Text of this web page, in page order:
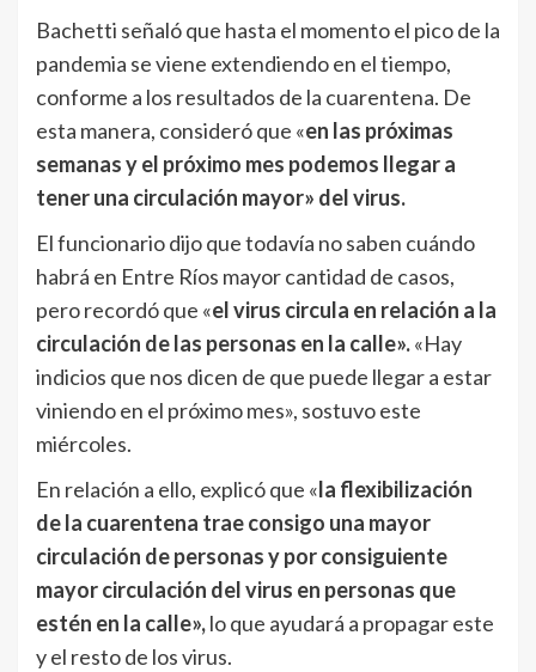
Bachetti señaló que hasta el momento el pico de la
pandemia se viene extendiendo en el tiempo,
conforme a los resultados de la cuarentena. De
esta manera, consideró que «en las próximas
semanas y el próximo mes podemos llegar a
tener una circulación mayor» del virus.
El funcionario dijo que todavía no saben cuándo
habrá en Entre Ríos mayor cantidad de casos,
pero recordó que «el virus circula en relación a la
circulación de las personas en la calle».«Hay
indicios que nos dicen de que puede llegar a estar
viniendo en el próximo mes», sostuvo este
miércoles.
En relación a ello, explicó que «la flexibilización
de la cuarentena trae consigo una mayor
circulación de personas y por consiguiente
mayor circulación del virus en personas que
estén en la calle»,lo que ayudará a propagar este
y el resto de los virus.